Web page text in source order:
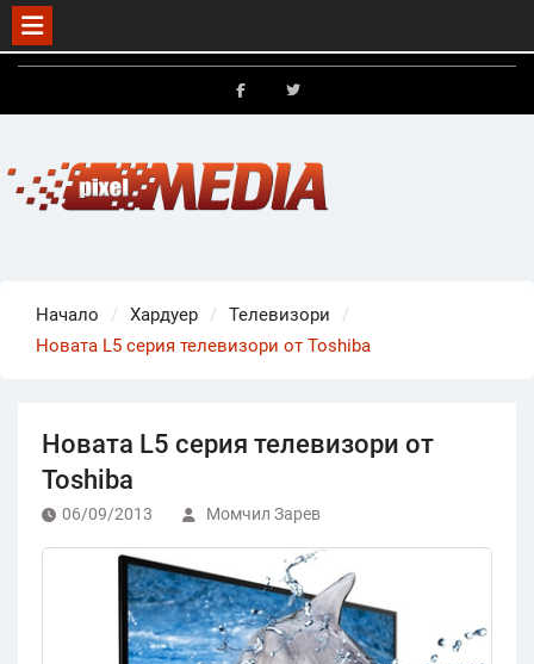
Skip
Начало Хардуер
Телевизори
Новата L5 серия телевизори от Toshiba
Новата L5 серия телевизори от
Toshiba
06/09/2013 Момчил Зарев